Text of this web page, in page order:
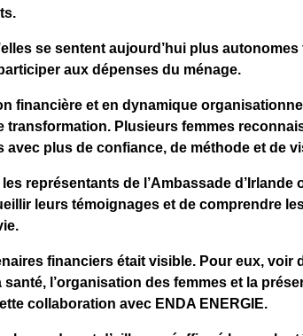
se sentent aujourd’hui plus
aux dépenses du ménage.
financière et en dynamique
transformation. Plusieurs femmes
plus de confiance, de méthode et de
représentants de l’Ambassade d’Irlande
leurs témoignages et de comprendre
financiers était visible. Pour eux, voir
l’organisation des femmes et la
collaboration avec ENDA ENERGIE.